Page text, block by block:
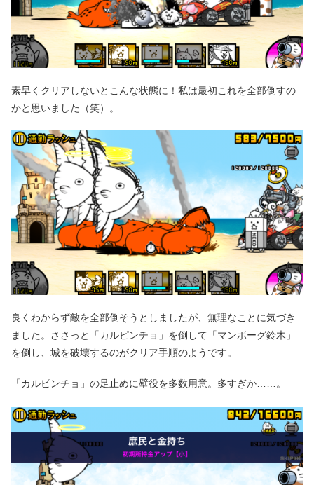
素早くクリアしないとこんな状態に！私は最初これを全部倒すの
かと思いました（笑）。
良くわからず敵を全部倒そうとしましたが、無理なことに気づき
ました。ささっと「カルピンチョ」を倒して「マンボーグ鈴木」
を倒し、城を破壊するのがクリア手順のようです。
「カルピンチョ」の足止めに壁役を多数用意。多すぎか……。